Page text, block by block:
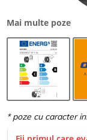
Mai multe poze